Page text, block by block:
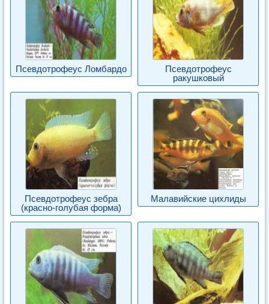
Псевдотрофеус Ломбардо
Псевдотрофеус
ракушковый
Псевдотрофеус зебра
(красно-голубая форма)
Малавийские цихлиды